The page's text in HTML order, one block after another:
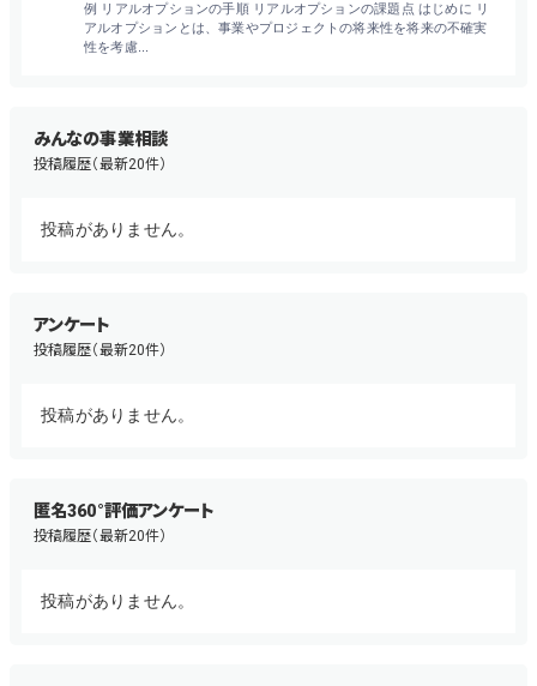
例 リアルオプションの手順 リアルオプションの課題点 はじめに リ
アルオプションとは、事業やプロジェクトの将来性を将来の不確実
性を考慮...
みんなの事業相談
投稿履歴（最新20件）
投稿がありません。
アンケート
投稿履歴（最新20件）
投稿がありません。
匿名360°評価アンケート
投稿履歴（最新20件）
投稿がありません。